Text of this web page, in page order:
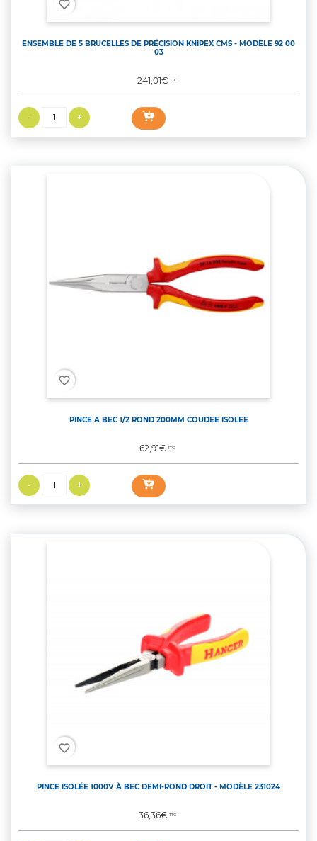
favorite_border
ENSEMBLE DE 5 BRUCELLES DE PRÉCISION KNIPEX CMS - MODÈLE 92 00
03
Prix
241,01€TTC
favorite_border
PINCE A BEC 1/2 ROND 200MM COUDEE ISOLEE
Prix
62,91€TTC
favorite_border
PINCE ISOLÉE 1000V À BEC DEMI-ROND DROIT - MODÈLE 231024
Prix
36,36€TTC